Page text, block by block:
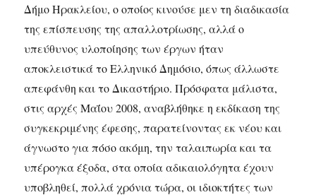
Δήμο Ηρακλείου, ο οποίος κινούσε μεν τη διαδικασία
της επίσπευσης της απαλλοτρίωσης, αλλά ο
υπεύθυνος υλοποίησης των έργων ήταν
αποκλειστικά το Ελληνικό Δημόσιο, όπως άλλωστε
απεφάνθη και το Δικαστήριο. Πρόσφατα μάλιστα,
στις αρχές Μαΐου 2008, αναβλήθηκε η εκδίκαση της
συγκεκριμένης έφεσης, παρατείνοντας εκ νέου και
άγνωστο για πόσο ακόμη, την ταλαιπωρία και τα
υπέρογκα έξοδα, στα οποία αδικαιολόγητα έχουν
υποβληθεί, πολλά χρόνια τώρα, οι ιδιοκτήτες των